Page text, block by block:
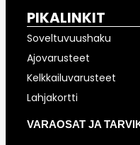
PIKALINKIT
Soveltuvuushaku
Ajovarusteet
Kelkkailuvarusteet
Lahjakortti
VARAOSAT JA